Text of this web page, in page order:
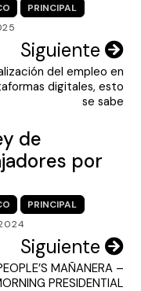
PRINCIPAL
Siguiente
del empleo en
digitales, esto
se sabe
de
por
PRINCIPAL
Siguiente
MAÑANERA –
PRESIDENTIAL